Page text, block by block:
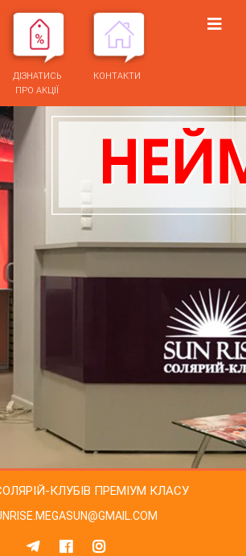
Я. МУДРОГО
«УКРАЇНА»
ПР. ТРАКТОРОБУДІВНИКІВ
ДІЗНАТИСЬ
ПРО АКЦІЇ
КОНТАКТИ
КЛУБІВ ПРЕМІУМ КЛАСУ